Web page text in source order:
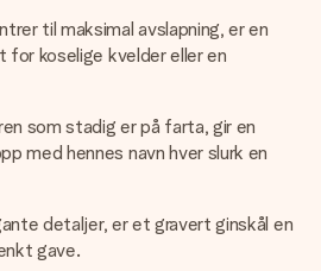
til maksimal avslapning, er en
koselige kvelder eller en
som stadig er på farta, gir en
med hennes navn hver slurk en
detaljer, er et gravert ginskål en
gave.